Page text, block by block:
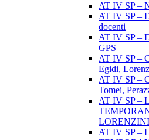
AT IV SP –
AT IV SP –
docenti
AT IV SP –
GPS
AT IV SP –
Egidi,
AT IV SP –
Tomei,
AT IV SP –
AT IV SP –